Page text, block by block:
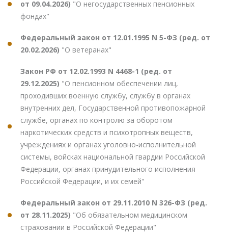
от 09.04.2026) "О негосударственных пенсионных
фондах"
Федеральный закон от 12.01.1995 N 5-ФЗ (ред. от
20.02.2026) "О ветеранах"
Закон РФ от 12.02.1993 N 4468-1 (ред. от
29.12.2025) "О пенсионном обеспечении лиц,
проходивших военную службу, службу в органах
внутренних дел, Государственной противопожарной
службе, органах по контролю за оборотом
наркотических средств и психотропных веществ,
учреждениях и органах уголовно-исполнительной
системы, войсках национальной гвардии Российской
Федерации, органах принудительного исполнения
Российской Федерации, и их семей"
Федеральный закон от 29.11.2010 N 326-ФЗ (ред.
от 28.11.2025) "Об обязательном медицинском
страховании в Российской Федерации"